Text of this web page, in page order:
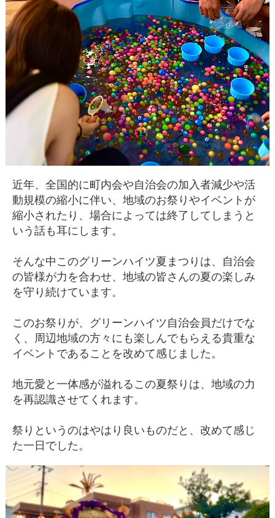
近年、全国的に町内会や自治会の加入者減少や活
動規模の縮小に伴い、地域のお祭りやイベントが
縮小されたり、場合によっては終了してしまうと
いう話も耳にします。
そんな中このグリーンハイツ夏まつりは、自治会
の皆様が力を合わせ、地域の皆さんの夏の楽しみ
を守り続けています。
このお祭りが、グリーンハイツ自治会員だけでな
く、周辺地域の方々にも楽しんでもらえる貴重な
イベントであることを改めて感じました。
地元愛と一体感が溢れるこの夏祭りは、地域の力
を再認識させてくれます。
祭りというのはやはり良いものだと、改めて感じ
た一日でした。